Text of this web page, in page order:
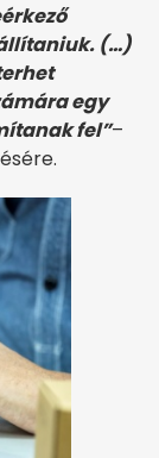
(…)
egy
fel”–